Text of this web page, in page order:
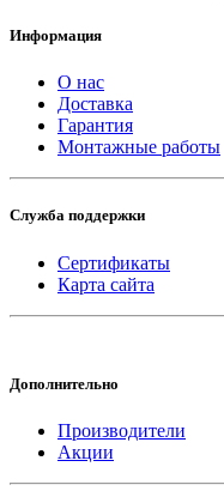
Информация
О нас
Доставка
Гарантия
Монтажные работы
Служба поддержки
Сертификаты
Карта сайта
Дополнительно
Производители
Акции